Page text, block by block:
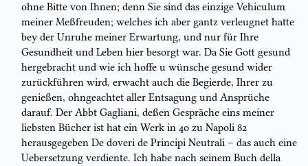
ohne Bitte von Ihnen; denn Sie sind das einzige Vehiculum
meiner Meßfreuden; welches ich aber gantz verleugnet hatte
bey der Unruhe meiner Erwartung, und nur für Ihre
Gesundheit und Leben hier besorgt war. Da Sie Gott gesund
hergebracht und wie ich hoffe u wünsche gesund wider
zurückführen wird, erwacht auch die Begierde, Ihrer zu
genießen, ohngeachtet aller Entsagung und Ansprüche
darauf. Der Abbt Gagliani, deßen Gespräche eins meiner
liebsten Bücher ist hat ein Werk in 4o zu Napoli 82
herausgegeben De doveri de Principi Neutrali – das auch eine
Uebersetzung verdiente. Ich habe nach seinem Buch della